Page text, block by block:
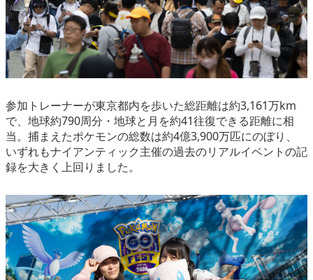
参加トレーナーが東京都内を歩いた総距離は約3,161万km
で、地球約790周分・地球と月を約41往復できる距離に相
当。捕まえたポケモンの総数は約4億3,900万匹にのぼり、
いずれもナイアンティック主催の過去のリアルイベントの記
録を大きく上回りました。